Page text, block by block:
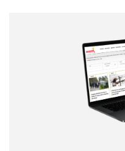
Correo electrónico
Tipo de comentario